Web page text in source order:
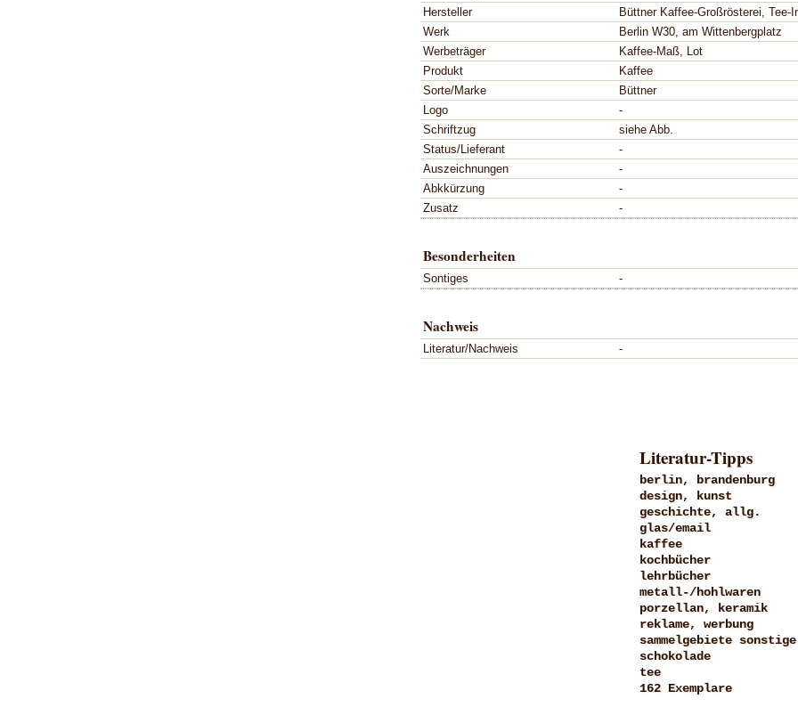
Hersteller
Büttner Kaffee-Großrösterei, Tee-
Werk
Berlin W30, am Wittenbergplatz
Werbeträger
Kaffee-Maß, Lot
Produkt
Kaffee
Sorte/Marke
Büttner
Logo
-
Schriftzug
siehe Abb.
Status/Lieferant
-
Auszeichnungen
-
Abkkürzung
-
Zusatz
-
Besonderheiten
Sontiges -
Nachweis
Literatur/Nachweis -
Literatur-Tipps
berlin, brandenburg
design, kunst
geschichte, allg.
glas/email
kaffee
kochbücher
lehrbücher
metall-/hohlwaren
porzellan, keramik
reklame, werbung
sammelgebiete sonstige
schokolade
tee
162 Exemplare